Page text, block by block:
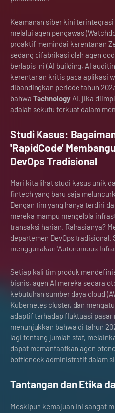
Keamanan siber kini
melalui agen pengawas
proaktif memindai kerentanan
sedang difabrikasi oleh agen
berlapis ini (AI building, AI
kerentanan kritis pada aplikasi
dibandingkan periode tahun
bahwa Technology AI, jika
adalah sekutu terkuat dalam
Studi Kasus:
'RapidCode'
DevOps Tradisional
Mari kita lihat studi kasus unik
fintech yang baru saja
Dengan tim yang hanya terdiri
mereka mampu mengelola
transaksi harian. Rahasianya?
departemen DevOps tradisional.
menggunakan 'Autonomous
Setiap kali tim produk
bisnis, agen AI mereka secara
kebutuhan sumber daya cloud
Kubernetes cluster, dan
adaptif terhadap fluktuasi pasar
menunjukkan bahwa di tahun
lagi tentang jumlah staf,
dapat memanfaatkan agen
bottleneck administratif dalam
Tantangan dan Etika
Meskipun kemajuan ini sangat